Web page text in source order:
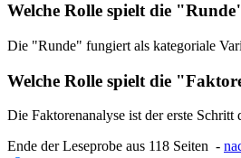
Welche Rolle spielt die
Die "Runde" fungiert als kategoriale
Welche Rolle spielt die
Die Faktorenanalyse ist der erste
Ende der Leseprobe aus 118 Seiten -